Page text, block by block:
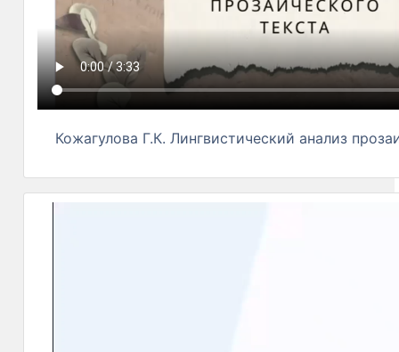
Кожагулова Г.К. Лингвистический анализ